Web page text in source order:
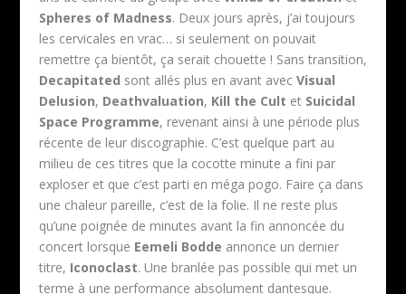
Spheres of Madness. Deux jours après, j’ai toujours
les cervicales en vrac… si seulement on pouvait
remettre ça bientôt, ça serait chouette ! Sans transition,
Decapitated sont allés plus en avant avec Visual
Delusion, Deathvaluation, Kill the Cult et Suicidal
Space Programme, revenant ainsi à une période plus
récente de leur discographie. C’est quelque part au
milieu de ces titres que la cocotte minute a fini par
exploser et que c’est parti en méga pogo. Faire ça dans
une chaleur pareille, c’est de la folie. Il ne reste plus
qu’une poignée de minutes avant la fin annoncée du
concert lorsque Eemeli Bodde annonce un dernier
titre, Iconoclast. Une branlée pas possible qui met un
terme à une performance absolument dantesque.